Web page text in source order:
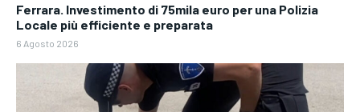
Ferrara. Investimento di 75mila euro per una Polizia
Locale più efficiente e preparata
6 Agosto 2026